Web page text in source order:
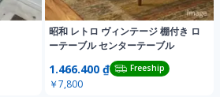
昭和 レトロ ヴィンテージ 棚付き ロ
ーテーブル センターテーブル
1.466.400 ₫ Freeship
￥7,800